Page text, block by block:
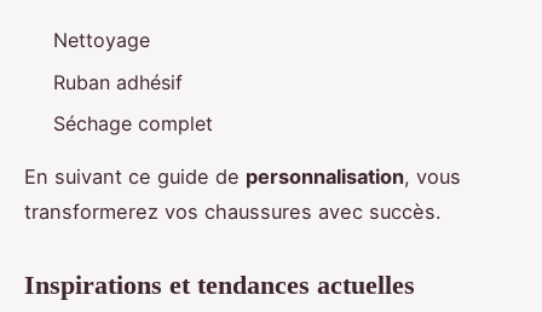
Nettoyage
Ruban adhésif
Séchage complet
En suivant ce guide de personnalisation, vous
transformerez vos chaussures avec succès.
Inspirations et tendances actuelles